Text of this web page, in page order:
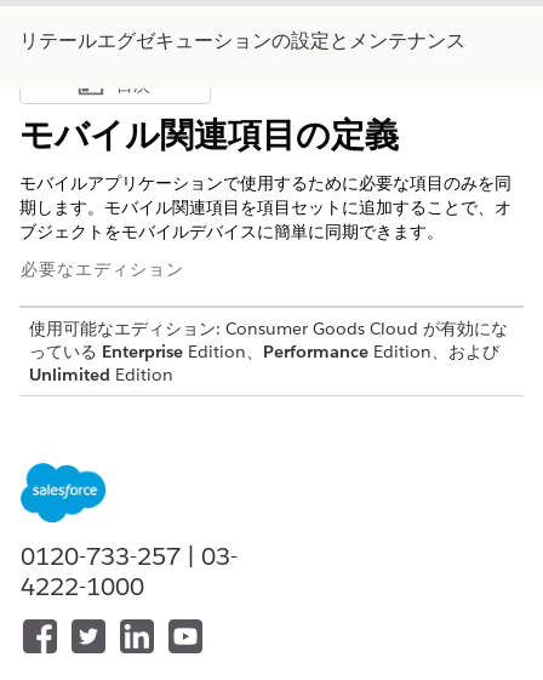
リテールエグゼキューションの設定とメンテナンス
目次を表示
目次
モバイル関連項目の定義
モバイルアプリケーションで使用するために必要な項目のみを同
期します。モバイル関連項目を項目セットに追加することで、オ
ブジェクトをモバイルデバイスに簡単に同期できます。
必要なエディション
使用可能なエディション: Consumer Goods Cloud が有効にな
っている Enterprise Edition、 Performance Edition、および
Unlimited Edition
モバイル関連項目を定義する
同期エンジンとデバイスのパフォーマンスおよびデータストレー
0120-733-257 | 03-
4222-1000